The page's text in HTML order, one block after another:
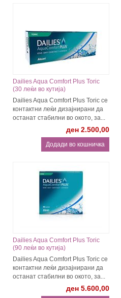
Dailies Aqua Comfort Plus Toric
(30 леќи во кутија)
Dailies Aqua Comfort Plus Toric се
контактни леќи дизајнирани да
останат стабилни во окото, за...
ден 2.500,00
Dailies Aqua Comfort Plus Toric
(90 леќи во кутија)
Dailies Aqua Comfort Plus Toric се
контактни леќи дизајнирани да
останат стабилни во окото, за...
ден 5.600,00